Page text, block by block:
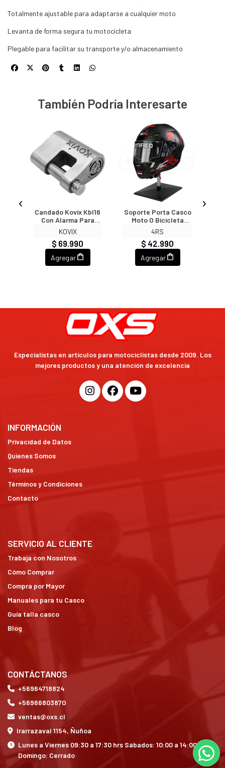
Totalmente ajustable para adaptarse a cualquier moto
Levanta de forma segura tu motocicleta
Plegable para facilitar su transporte y/o almacenamiento
También Podría Interesarte
Candado Kovix Kbl16
Con Alarma Para
Cadenas Y Portones
Acero
KOVIX
$ 69.990
Agregar
Soporte Porta Casco
Moto O Bicicleta
Premium Mesa
4RS
$ 42.990
Agregar
Especialistas en artículos para motociclistas desde 2009. Los
mejores productos y una atención de excelencia
INFORMACIÓN
Privacidad de Datos
Quienes Somos
Tiendas
Términos y Condiciones
Contacto
SERVICIO AL CLIENTE
Trabaja con Nosotros
Cómo Comprar
Compra por Mayor
Manuales para tu Casco
Guía talla casco
Blog
CONTÁCTANOS
+56964718824
+56966803870
ventas@oxs.cl
Irarrazaval 1154, Ñuñoa
Lunes a Viernes 09:30 a 17:30 hrs Sábados: 10:00 a 14:00 hrs
Domingo: Cerrado